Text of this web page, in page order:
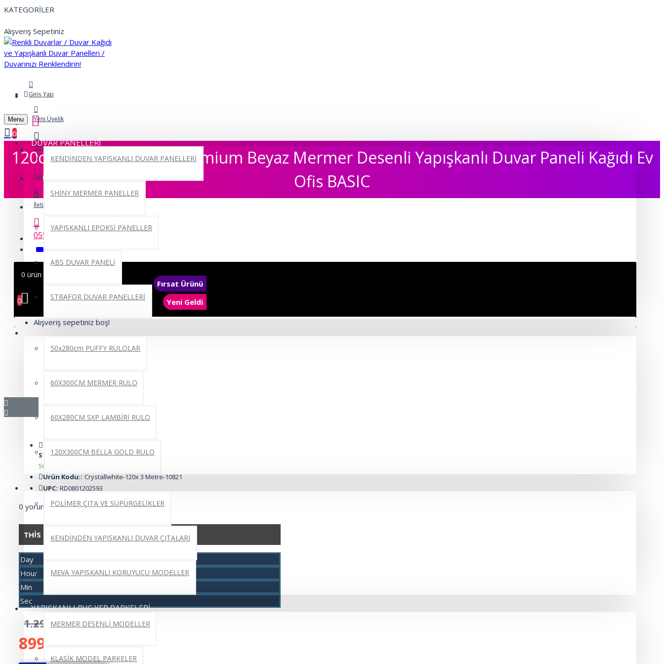
KATEGORİLER
Alışveriş Sepetiniz
Giriş Yap
Yeni Üyelik
Siparişlerim
Favorilerim
0
İletişim
0552 662 22 69
0 ürün - 0,00TL
0
Alışveriş sepetiniz boş!
DUVAR PANELLERİ
KENDİNDEN YAPIŞKANLI DUVAR PANELLERİ
SHİNY MERMER PANELLER
YAPIŞKANLI EPOKSİ PANELLER
ABS DUVAR PANELİ
STRAFOR DUVAR PANELLERİ
50x280cm PUFFY RULOLAR
60X300CM MERMER RULO
60X280CM SXP LAMBİRİ RULO
120X300CM BELLA GOLD RULO
DUVAR ÇITALARI VE SÜPÜRGELİKLER
POLİMER ÇITA VE SÜPÜRGELİKLER
KENDİNDEN YAPIŞKANLI DUVAR ÇITALARI
MEVA YAPIŞKANLI KORUYUCU MODELLER
YAPIŞKANLI PVC YER PARKELERİ
MERMER DESENLİ MODELLER
KLASİK MODEL PARKELER
Menu
0
120cm x 3 Metre Rulo Premium Beyaz Mermer Desenli Yapışkanlı Duvar Paneli Kağıdı Ev
Ofis BASIC
Fırsat Ürünü
Yeni Geldi
Stok Durumu:
560
Ürün Kodu:: Crystallwhite-120x 3 Metre-10821
UPC: RD0801202593
0 yorum - Yorum Yap
THIS OFFER ENDS IN:
Day
Hour
Min
Sec
1.299,99TL
899,88TL